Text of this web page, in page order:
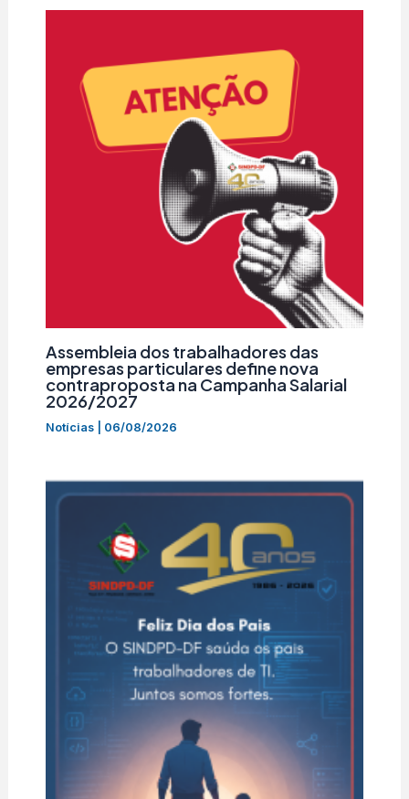
Assembleia dos trabalhadores das
empresas particulares define nova
contraproposta na Campanha Salarial
2026/2027
Notícias| 06/08/2026